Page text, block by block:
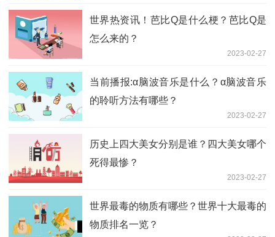
世界热资讯！芭比Q是什么梗？芭比Q是
怎么来的？
2023-02-27
当前播报:α脑波音乐是什么？α脑波音乐
的聆听方法有哪些？
2023-02-27
历史上四大美女分别是谁？四大美女哪个
死得最惨？
2023-02-27
世界最毒的物质有哪些？世界十大最毒的
物质排名一览？